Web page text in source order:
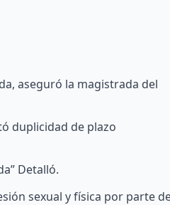
aseguró la magistrada del
duplicidad de plazo
Detalló.
sexual y física por parte